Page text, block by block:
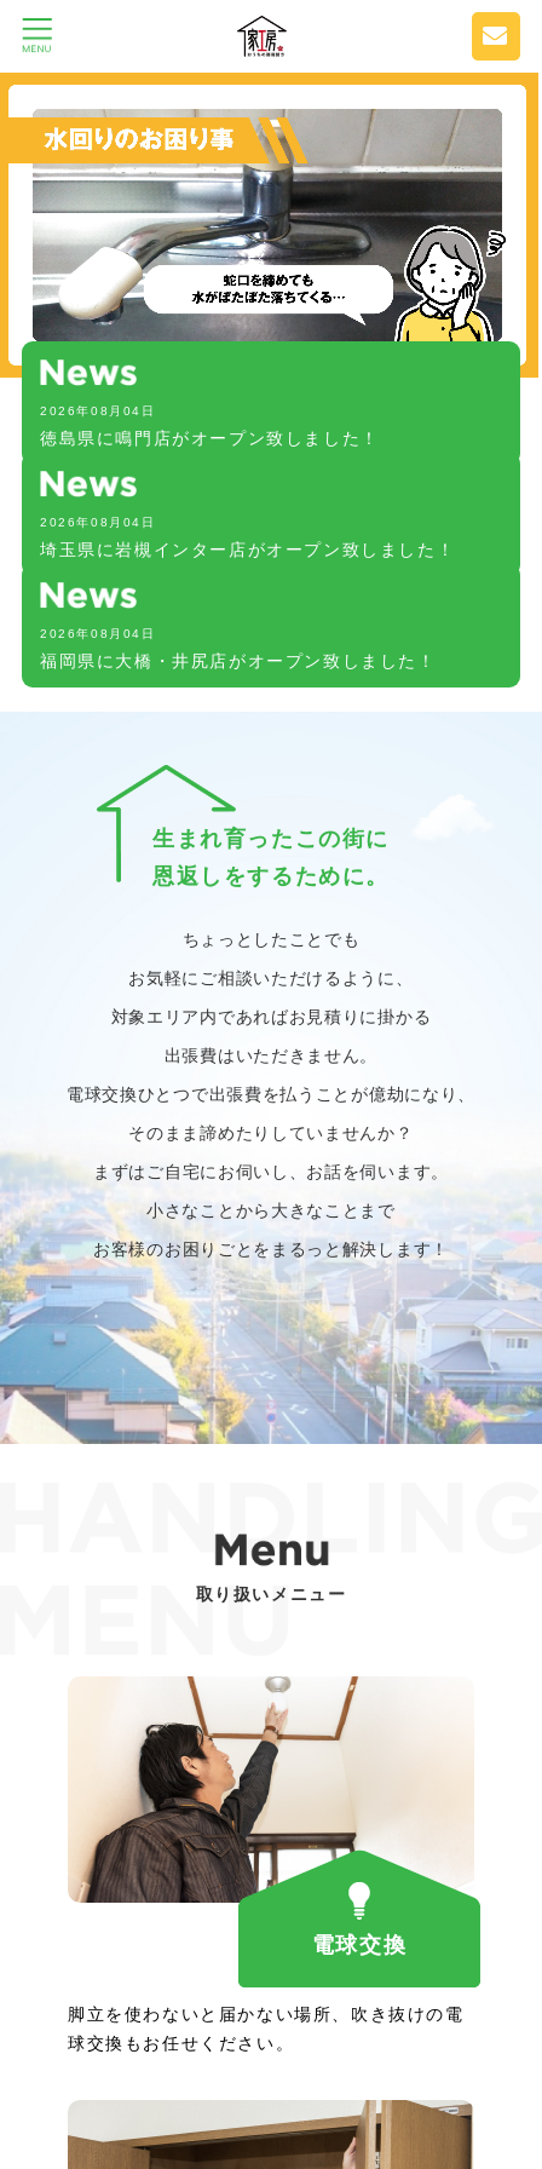
2026年08月04日
徳島県に鳴門店がオープン致しました！
2026年08月04日
埼玉県に岩槻インター店がオープン致しました！
2026年08月04日
福岡県に大橋・井尻店がオープン致しました！
生まれ育ったこの街に
恩返しをするために。
ちょっとしたことでも
お気軽にご相談いただけるように、
対象エリア内であればお見積りに掛かる
出張費はいただきません。
電球交換ひとつで出張費を払うことが億劫になり、
そのまま諦めたりしていませんか？
まずはご自宅にお伺いし、お話を伺います。
小さなことから大きなことまで
お客様のお困りごとをまるっと解決します！
取り扱いメニュー
電球交換
脚立を使わないと届かない場所、吹き抜けの電
球交換もお任せください。